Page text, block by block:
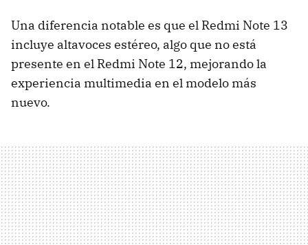
Una diferencia notable es que el Redmi Note 13
incluye altavoces estéreo, algo que no está
presente en el Redmi Note 12, mejorando la
experiencia multimedia en el modelo más
nuevo.